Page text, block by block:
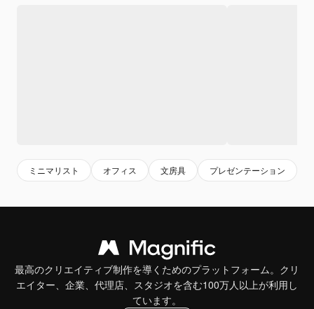
ミニマリスト オフィス 文房具 プレゼンテーション
最高のクリエイティブ制作を導くためのプラットフォーム。クリ
エイター、企業、代理店、スタジオを含む100万人以上が利用し
ています。